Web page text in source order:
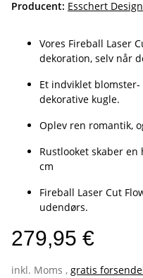
Producent: Esschert
Vores Fireball Laser
dekoration, selv når
Et indviklet
dekorative kugle.
Oplev ren romantik,
Rustlooket skaber
cm
Fireball Laser Cut
udendørs.
279,95 €
inkl. Moms , gratis